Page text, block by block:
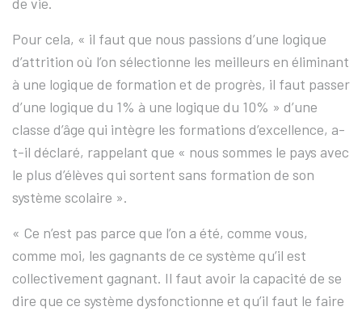
Pour cela, « il faut que nous passions d’une logique
d’attrition où l’on sélectionne les meilleurs en éliminant
à une logique de formation et de progrès, il faut passer
d’une logique du 1% à une logique du 10% » d’une
classe d’âge qui intègre les formations d’excellence, a-
t-il déclaré, rappelant que « nous sommes le pays avec
le plus d’élèves qui sortent sans formation de son
système scolaire ».
« Ce n’est pas parce que l’on a été, comme vous,
comme moi, les gagnants de ce système qu’il est
collectivement gagnant. Il faut avoir la capacité de se
dire que ce système dysfonctionne et qu’il faut le faire